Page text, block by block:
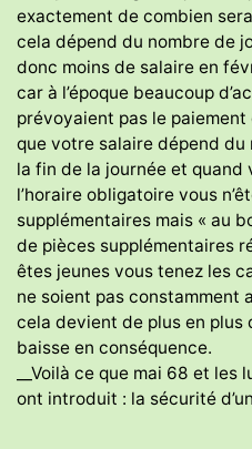
exactement de combien
cela dépend du nombre de
donc moins de salaire en
car à l’époque beaucoup
prévoyaient pas le
que votre salaire dépend du
la fin de la journée et quand
l’horaire obligatoire vous
supplémentaires mais « au
de pièces supplémentaires
êtes jeunes vous tenez les
ne soient pas constamment
cela devient de plus en
baisse en conséquence.
__Voilà ce que mai 68 et
ont introduit : la sécurité